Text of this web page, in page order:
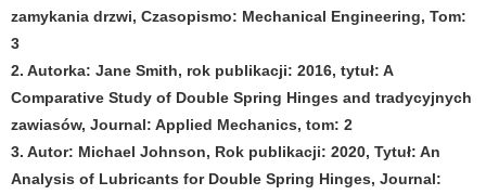
zamykania drzwi, Czasopismo: Mechanical Engineering, Tom:
3
2. Autorka: Jane Smith, rok publikacji: 2016, tytuł: A
Comparative Study of Double Spring Hinges and tradycyjnych
zawiasów, Journal: Applied Mechanics, tom: 2
3. Autor: Michael Johnson, Rok publikacji: 2020, Tytuł: An
Analysis of Lubricants for Double Spring Hinges, Journal: